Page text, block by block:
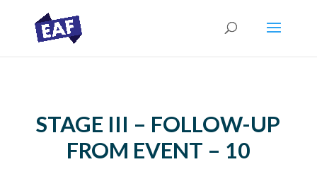
STAGE III – FOLLOW-UP
FROM EVENT – 10